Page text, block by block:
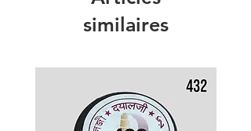
similaires